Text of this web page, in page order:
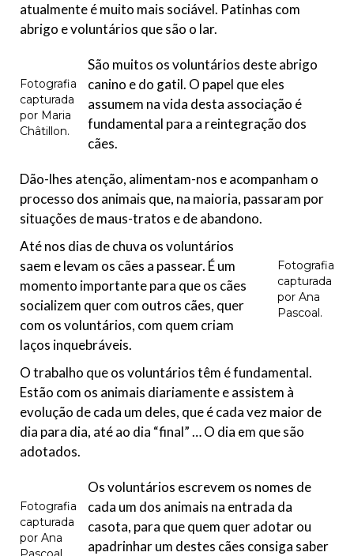
atualmente é muito mais sociável. Patinhas com
abrigo e voluntários que são o lar.
Fotografia
capturada
por Maria
Châtillon.
São muitos os voluntários deste abrigo
canino e do gatil. O papel que eles
assumem na vida desta associação é
fundamental para a reintegração dos
cães.
Dão-lhes atenção, alimentam-nos e acompanham o
processo dos animais que, na maioria, passaram por
situações de maus-tratos e de abandono.
Fotografia
capturada
por Ana
Pascoal.
Até nos dias de chuva os voluntários
saem e levam os cães a passear. É um
momento importante para que os cães
socializem quer com outros cães, quer
com os voluntários, com quem criam
laços inquebráveis.
O trabalho que os voluntários têm é fundamental.
Estão com os animais diariamente e assistem à
evolução de cada um deles, que é cada vez maior de
dia para dia, até ao dia “final” … O dia em que são
adotados.
Fotografia
capturada
por Ana
Os voluntários escrevem os nomes de
cada um dos animais na entrada da
casota, para que quem quer adotar ou
apadrinhar um destes cães consiga saber